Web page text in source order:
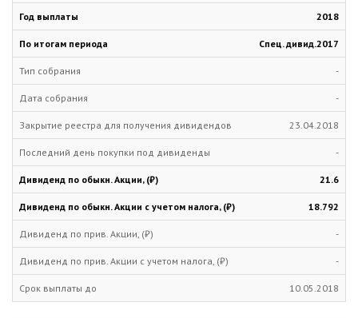
2018
Cпец. дивид.2017
-
-
23.04.2018
-
21.6
18.792
-
-
10.05.2018